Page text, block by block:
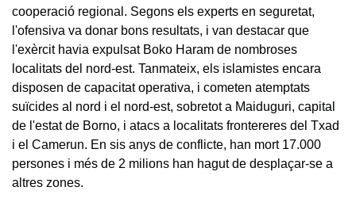
cooperació regional. Segons els experts en seguretat,
l'ofensiva va donar bons resultats, i van destacar que
l'exèrcit havia expulsat Boko Haram de nombroses
localitats del nord-est. Tanmateix, els islamistes encara
disposen de capacitat operativa, i cometen atemptats
suïcides al nord i el nord-est, sobretot a Maiduguri, capital
de l'estat de Borno, i atacs a localitats frontereres del Txad
i el Camerun. En sis anys de conflicte, han mort 17.000
persones i més de 2 milions han hagut de desplaçar-se a
altres zones.